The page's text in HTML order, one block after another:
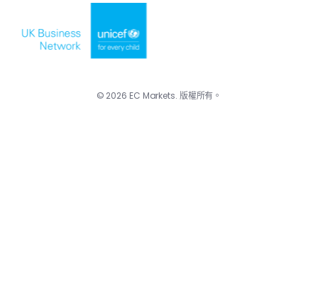
© 2026 EC Markets. 版權所有。